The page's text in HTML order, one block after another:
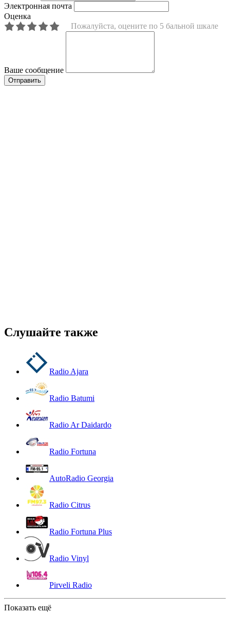
Электронная почта
Оценка
Пожалуйста, оцените по 5 бальной шкале
Ваше сообщение
Слушайте также
Radio Ajara
Radio Batumi
Radio Ar Daidardo
Radio Fortuna
AutoRadio Georgia
Radio Citrus
Radio Fortuna Plus
Radio Vinyl
Pirveli Radio
Показать ещё